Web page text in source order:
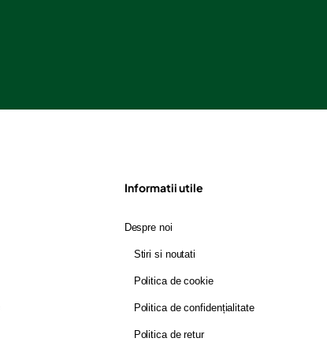
Informatii utile
Despre noi
Stiri si noutati
Politica de cookie
Politica de confidențialitate
Politica de retur